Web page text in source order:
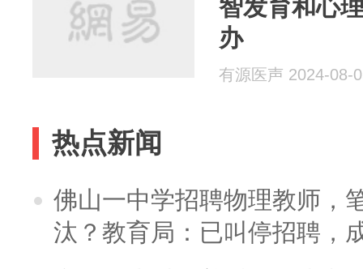
智发育和心
办
有源医声 2024-08-
热点新闻
佛山一中学招聘物理教师，
汰？教育局：已叫停招聘，